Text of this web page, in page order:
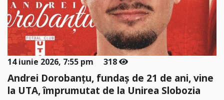
14 iunie 2026, 7:55 pm 318
Andrei Dorobanțu, fundaș de 21 de ani, vine
la UTA, împrumutat de la Unirea Slobozia